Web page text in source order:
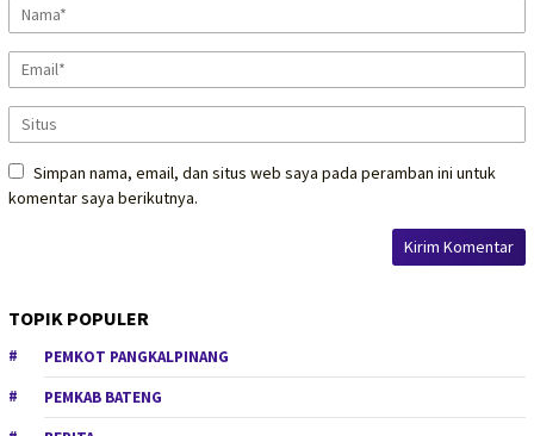
Simpan nama, email, dan situs web saya pada peramban ini untuk
komentar saya berikutnya.
TOPIK POPULER
PEMKOT PANGKALPINANG
PEMKAB BATENG